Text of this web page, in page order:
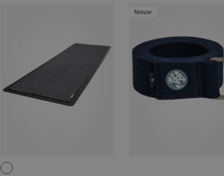
Nieuw